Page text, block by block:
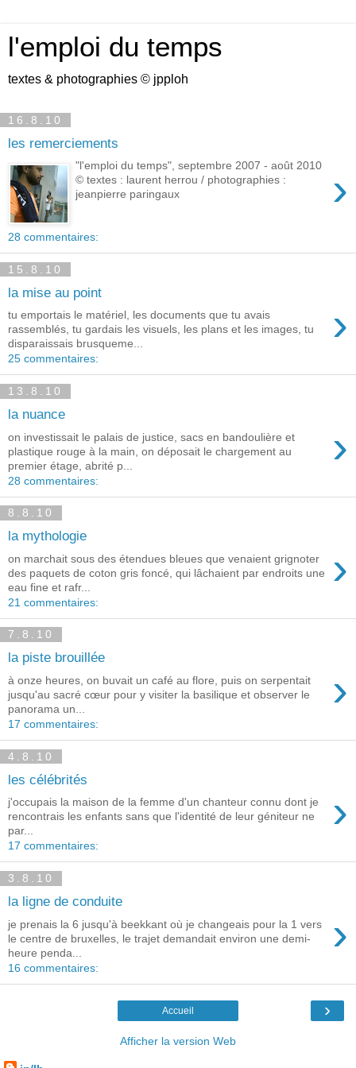
l'emploi du temps
textes & photographies © jpploh
16.8.10
les remerciements
›
"l'emploi du temps", septembre 2007 - août 2010
© textes : laurent herrou / photographies :
jeanpierre paringaux
28 commentaires:
15.8.10
la mise au point
›
tu emportais le matériel, les documents que tu avais
rassemblés, tu gardais les visuels, les plans et les images, tu
disparaissais brusqueme...
25 commentaires:
13.8.10
la nuance
›
on investissait le palais de justice, sacs en bandoulière et
plastique rouge à la main, on déposait le chargement au
premier étage, abrité p...
28 commentaires:
8.8.10
la mythologie
›
on marchait sous des étendues bleues que venaient grignoter
des paquets de coton gris foncé, qui lâchaient par endroits une
eau fine et rafr...
21 commentaires:
7.8.10
la piste brouillée
›
à onze heures, on buvait un café au flore, puis on serpentait
jusqu'au sacré cœur pour y visiter la basilique et observer le
panorama un...
17 commentaires:
4.8.10
les célébrités
›
j'occupais la maison de la femme d'un chanteur connu dont je
rencontrais les enfants sans que l'identité de leur géniteur ne
par...
17 commentaires:
3.8.10
la ligne de conduite
›
je prenais la 6 jusqu'à beekkant où je changeais pour la 1 vers
le centre de bruxelles, le trajet demandait environ une demi-
heure penda...
16 commentaires:
›
Accueil
Afficher la version Web